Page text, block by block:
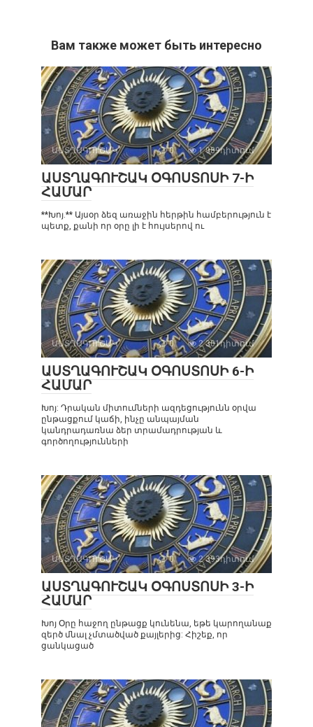
Вам также может быть интересно
ԱՍՏՂԱԳՈՒՇԱԿ 0 1 989դիտում
ԱՍՏՂԱԳՈՒՇԱԿ ՕԳՈՍՏՈՍԻ 7-Ի
ՀԱՄԱՐ
**Խոյ.** Այսօր ձեզ առաջին հերթին համբերություն է
պետք, քանի որ օրը լի է հույսերով ու
ԱՍՏՂԱԳՈՒՇԱԿ 0 2 301դիտում
ԱՍՏՂԱԳՈՒՇԱԿ ՕԳՈՍՏՈՍԻ 6-Ի
ՀԱՄԱՐ
Խոյ: Դրական միտումների ազդեցությունն օրվա
ընթացքում կաճի, ինչը անպայման
կանդրադառնա ձեր տրամադրության և
գործողությունների
ԱՍՏՂԱԳՈՒՇԱԿ 0 2 393դիտում
ԱՍՏՂԱԳՈՒՇԱԿ ՕԳՈՍՏՈՍԻ 3-Ի
ՀԱՄԱՐ
Խոյ Օրը հաջող ընթացք կունենա, եթե կարողանաք
զերծ մնալ չմտածված քայլերից: Հիշեք, որ
ցանկացած